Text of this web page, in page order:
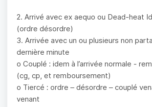
2. Arrivé avec ex aequo ou Dead-heat
(ordre désordre)
3. Arrivée avec un ou plusieurs non
dernière minute
o Couplé : idem à l’arrivée normale -
(cg, cp, et remboursement)
o Tiercé : ordre – désordre – couplé
venant